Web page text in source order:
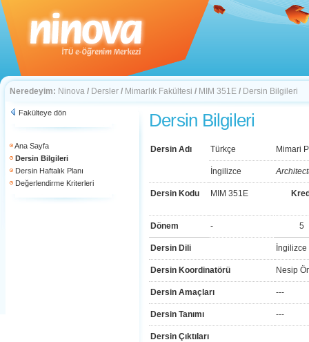
Neredeyim: Ninova / Dersler / Mimarlık Fakültesi / MIM 351E / Dersin Bilgileri
Fakülteye dön
Ana Sayfa
Dersin Bilgileri
Dersin Haftalık Planı
Değerlendirme Kriterleri
Dersin Bilgileri
Dersin Adı Türkçe Mimari
İngilizce
Dersin Kodu MIM 351E
Dönem - 5
Dersin Dili İngilizce
Dersin Koordinatörü Nesip
Dersin Amaçları ---
Dersin Tanımı ---
Dersin Çıktıları